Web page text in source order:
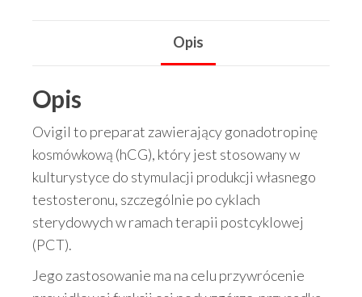
Opis
Opis
Ovigil to preparat zawierający gonadotropinę
kosmówkową (hCG), który jest stosowany w
kulturystyce do stymulacji produkcji własnego
testosteronu, szczególnie po cyklach
sterydowych w ramach terapii postcyklowej
(PCT).
Jego zastosowanie ma na celu przywrócenie